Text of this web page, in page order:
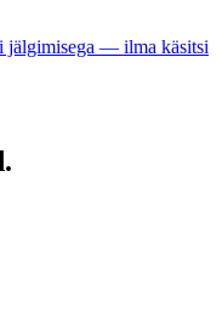
jälgimisega — ilma käsitsi